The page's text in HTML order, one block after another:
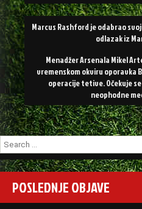
Post
navigation
Marcus Rashford je odabrao
odlazak iz
Menadžer Arsenala Mikel
vremenskom okviru oporavka
operacije tetive. Očekuje
neophodne
Search
for:
POSLEDNJE OBJAVE